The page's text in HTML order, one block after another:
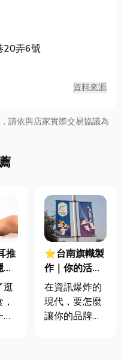
20弄6號
資料來源
請依與店家實際交易協議為
推
逛
⭐台南旗幟製
作｜你的活動
還在喊破喉
嚨？讓旗幟幫
你「旗」聚人
在資訊爆炸的
現代，要怎麼
讓你的品牌、